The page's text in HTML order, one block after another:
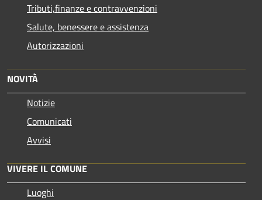
Tributi,finanze e contravvenzioni
Salute, benessere e assistenza
Autorizzazioni
NOVITÀ
Notizie
Comunicati
Avvisi
VIVERE IL COMUNE
Luoghi